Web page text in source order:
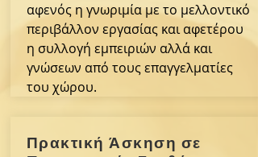
αφενός η γνωριμία με το μελλοντικό
περιβάλλον εργασίας και αφετέρου
η συλλογή εμπειριών αλλά και
γνώσεων από τους επαγγελματίες
του χώρου.
Πρακτική Άσκηση σε